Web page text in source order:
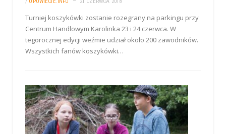
Turniej koszykówki zostanie rozegrany na parkingu przy
Centrum Handlowym Karolinka 23 i 24 czerwca. W
tegorocznej edycji weźmie udział około 200 zawodników.
Wszystkich fanów koszykówki…